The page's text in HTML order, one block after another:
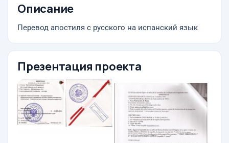
Описание
Перевод апостиля с русского на испанский язык
Презентация проекта